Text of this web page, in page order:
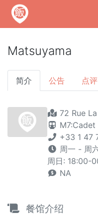
Matsuyama
简介 公告 点评
72 Rue
M7:Cadet
+33 1 47
周一 - 周
周日: 18:00-
NA
餐馆介绍